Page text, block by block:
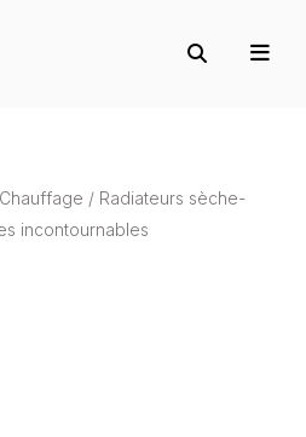
Chauffage / Radiateurs sèche-
incontournables